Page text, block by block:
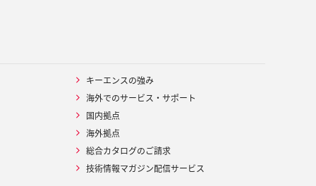
キーエンスの強み
海外でのサービス・サポート
国内拠点
海外拠点
総合カタログのご請求
技術情報マガジン配信サービス